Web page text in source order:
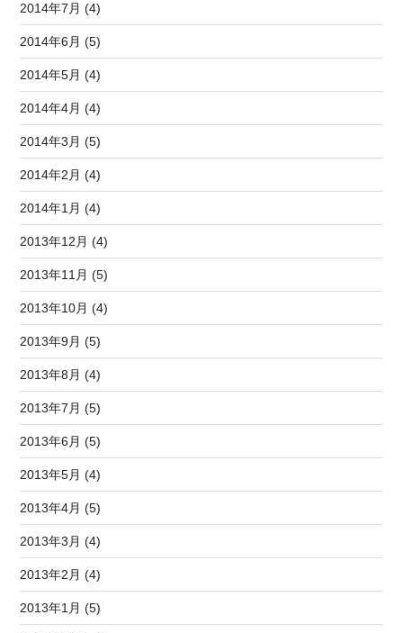
2014年7月 (4)
2014年6月 (5)
2014年5月 (4)
2014年4月 (4)
2014年3月 (5)
2014年2月 (4)
2014年1月 (4)
2013年12月 (4)
2013年11月 (5)
2013年10月 (4)
2013年9月 (5)
2013年8月 (4)
2013年7月 (5)
2013年6月 (5)
2013年5月 (4)
2013年4月 (5)
2013年3月 (4)
2013年2月 (4)
2013年1月 (5)